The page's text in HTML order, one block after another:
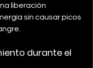
liberación
sin causar picos
durante el